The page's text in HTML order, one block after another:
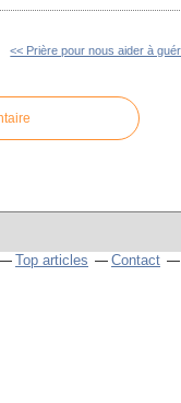
<< Prière pour nous aider à
Top articles Contact